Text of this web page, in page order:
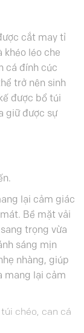
cắt may tỉ
khéo léo che
cá đính cúc
trở nên sinh
được bổ túi
giữ được sự
lại cảm giác
Bề mặt vải
trọng vừa
sáng mịn
nhàng, giúp
mang lại cảm
chéo, can cá